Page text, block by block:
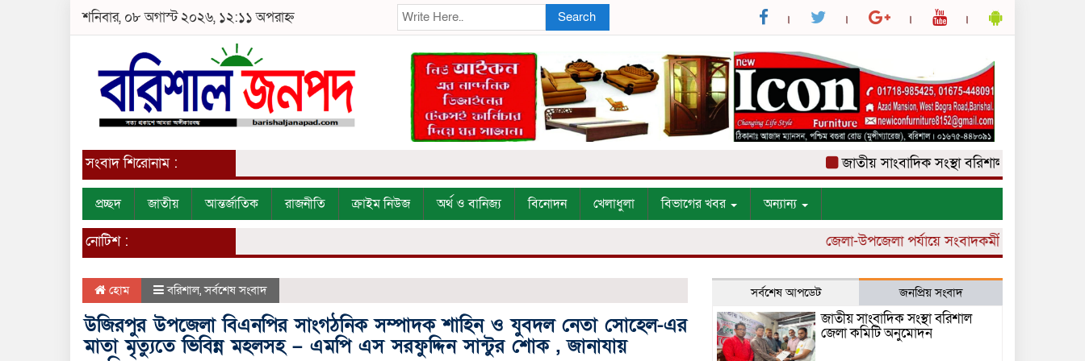
শনিবার, ০৮ অগাস্ট ২০২৬, ১২:১১ অপরাহ্ন Search
সংবাদ শিরোনাম : জাতীয় সাংবাদিক সংস্থা বরিশাল জেলা কমিটি
প্রচ্ছদ জাতীয় আন্তর্জাতিক রাজনীতি ক্রাইম নিউজ অর্থ ও বানিজ্য বিনোদন খেলাধুলা বিভাগের খবর অন্যান্য
নোটিশ : জেলা-উপজেলা পর্যায়ে সংবাদকর্মী নিয়োগ চলছে।
হোম বরিশাল,সর্বশেষ সংবাদ
উজিরপুর উপজেলা বিএনপির সাংগঠনিক সম্পাদক শাহিন ও যুবদল নেতা সোহেল-এর
মাতা মৃত্যুতে ভিবিন্ন মহলসহ – এমপি এস সরফুদ্দিন সান্টুর শোক , জানাযায়
সর্বশেষ আপডেট জনপ্রিয় সংবাদ
জাতীয় সাংবাদিক সংস্থা বরিশাল
জেলা কমিটি অনুমোদন